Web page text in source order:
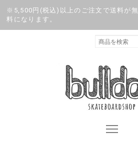
※5,500円(税込)以上のご注文で送料が無
料になります。